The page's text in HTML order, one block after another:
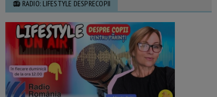
📻 RADIO: LIFESTYLE DESPRECOPII